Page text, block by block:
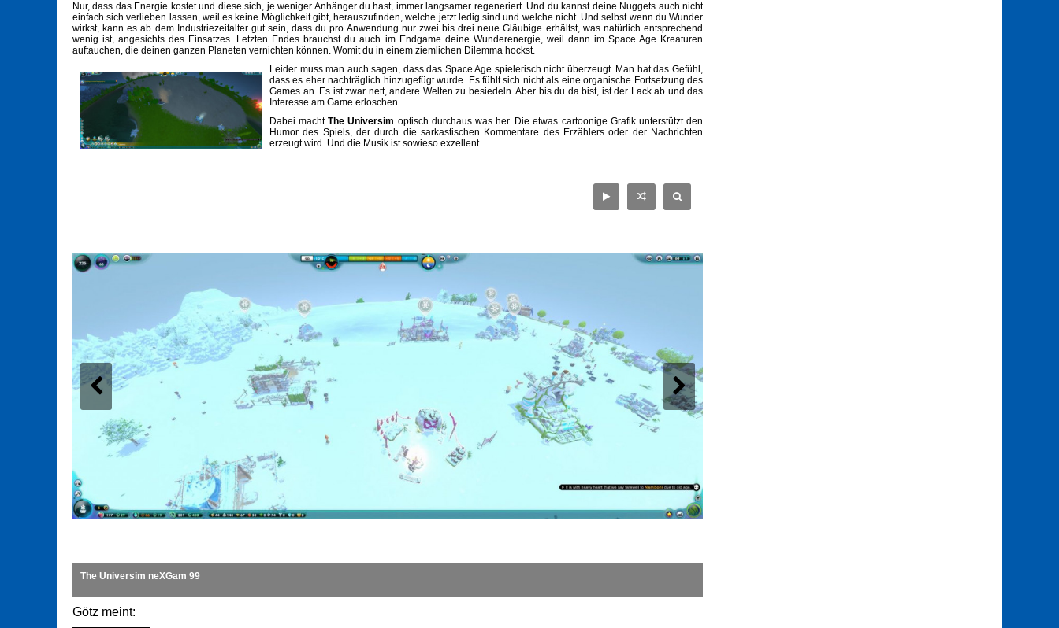
Nur, dass das Energie kostet und diese sich, je weniger Anhänger du hast, immer langsamer regeneriert. Und du kannst deine Nuggets auch nicht
einfach sich verlieben lassen, weil es keine Möglichkeit gibt, herauszufinden, welche jetzt ledig sind und welche nicht. Und selbst wenn du Wunder
wirkst, kann es ab dem Industriezeitalter gut sein, dass du pro Anwendung nur zwei bis drei neue Gläubige erhältst, was natürlich entsprechend
wenig ist, angesichts des Einsatzes. Letzten Endes brauchst du auch im Endgame deine Wunderenergie, weil dann im Space Age Kreaturen
auftauchen, die deinen ganzen Planeten vernichten können. Womit du in einem ziemlichen Dilemma hockst.
Leider muss man auch sagen, dass das Space Age spielerisch nicht überzeugt. Man hat das Gefühl,
dass es eher nachträglich hinzugefügt wurde. Es fühlt sich nicht als eine organische Fortsetzung des
Games an. Es ist zwar nett, andere Welten zu besiedeln. Aber bis du da bist, ist der Lack ab und das
Interesse am Game erloschen.
Dabei machtThe Universim optisch durchaus was her. Die etwas cartoonige Grafik unterstützt den
Humor des Spiels, der durch die sarkastischen Kommentare des Erzählers oder der Nachrichten
erzeugt wird. Und die Musik ist sowieso exzellent.
The Universim neXGam 99
Götz meint: